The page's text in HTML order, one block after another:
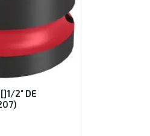
[]1/2" DE